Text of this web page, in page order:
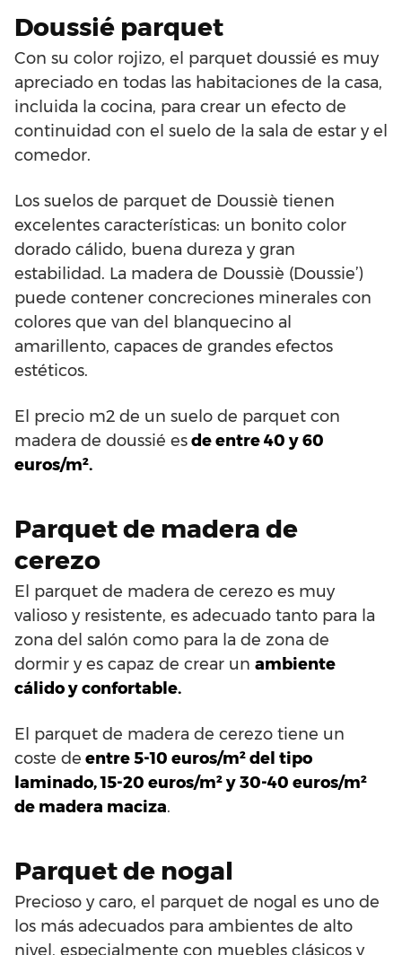
Doussié parquet
Con su color rojizo, el parquet doussié es muy
apreciado en todas las habitaciones de la casa,
incluida la cocina, para crear un efecto de
continuidad con el suelo de la sala de estar y el
comedor.
Los suelos de parquet de Doussiè tienen
excelentes características: un bonito color
dorado cálido, buena dureza y gran
estabilidad. La madera de Doussiè (Doussie’)
puede contener concreciones minerales con
colores que van del blanquecino al
amarillento, capaces de grandes efectos
estéticos.
El precio m2 de un suelo de parquet con
madera de doussié esde entre 40 y 60
euros/m².
Parquet de madera de
cerezo
El parquet de madera de cerezo es muy
valioso y resistente, es adecuado tanto para la
zona del salón como para la de zona de
dormir y es capaz de crear un ambiente
cálido y confortable.
El parquet de madera de cerezo tiene un
coste de entre 5-10 euros/m² del tipo
laminado, 15-20 euros/m² y 30-40 euros/m²
de madera maciza.
Parquet de nogal
Precioso y caro, el parquet de nogal es uno de
los más adecuados para ambientes de alto
nivel, especialmente con muebles clásicos y